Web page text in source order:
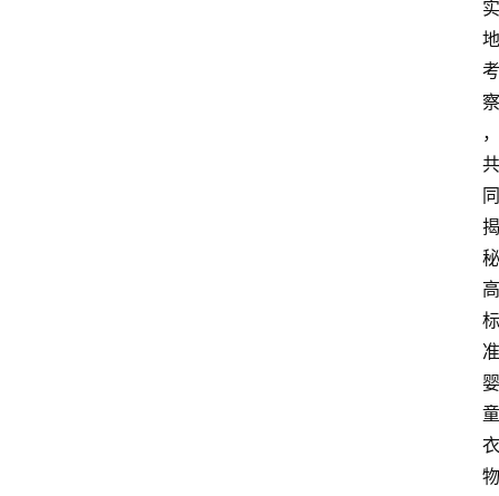
实
地
考
察
，
共
同
揭
秘
高
标
准
婴
童
衣
物